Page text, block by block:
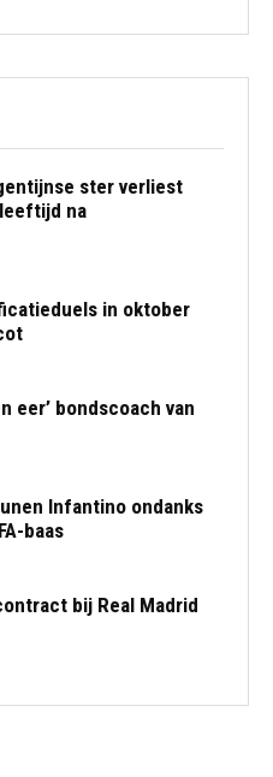
ster verliest
na
in oktober
eer’ bondscoach van
Infantino ondanks
baas
bij Real Madrid